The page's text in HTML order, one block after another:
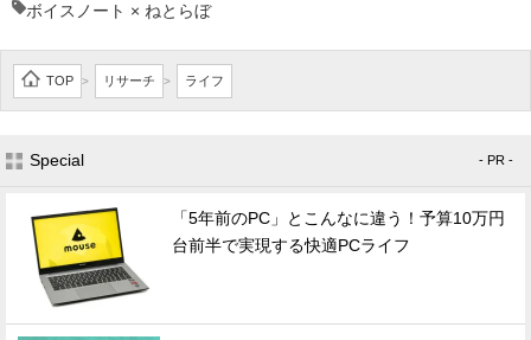
ボイスノート × ねとらぼ
TOP > リサーチ > ライフ
Special - PR -
「5年前のPC」とこんなに違う！予算10万円
台前半で実現する快適PCライフ